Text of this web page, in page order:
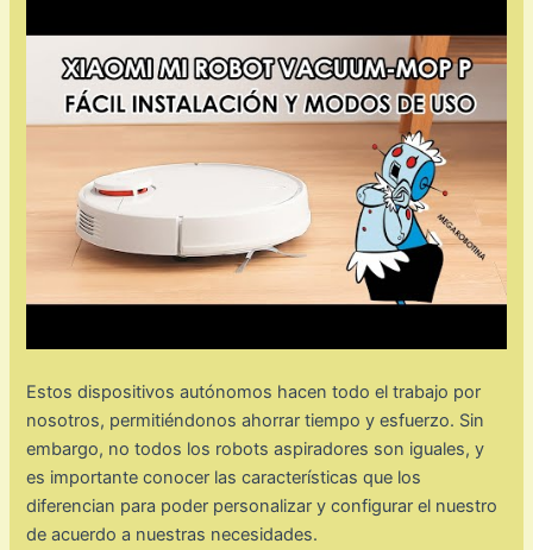
Estos dispositivos autónomos hacen todo el trabajo por
nosotros, permitiéndonos ahorrar tiempo y esfuerzo. Sin
embargo, no todos los robots aspiradores son iguales, y
es importante conocer las características que los
diferencian para poder personalizar y configurar el nuestro
de acuerdo a nuestras necesidades.